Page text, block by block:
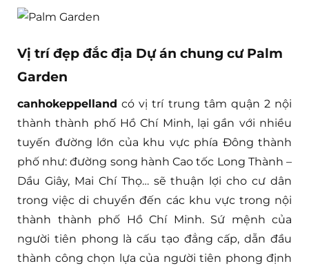
Vị trí đẹp đắc địa Dự án chung cư Palm
Garden
canhokeppelland có vị trí trung tâm quận 2 nội
thành thành phố Hồ Chí Minh, lại gần với nhiều
tuyến đường lớn của khu vực phía Đông thành
phố như: đường song hành Cao tốc Long Thành –
Dầu Giây, Mai Chí Thọ… sẽ thuận lợi cho cư dân
trong việc di chuyển đến các khu vực trong nội
thành thành phố Hồ Chí Minh. Sứ mệnh của
người tiên phong là cấu tạo đẳng cấp, dẫn đầu
thành công chọn lựa của người tiên phong định